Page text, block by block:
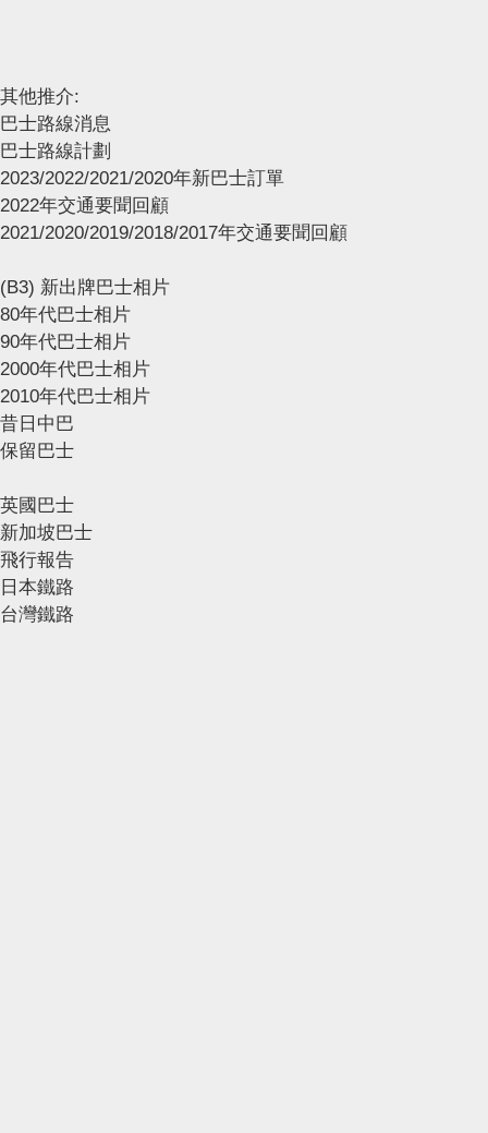
其他推介:
巴士路線消息
巴士路線計劃
2023/2022/2021/2020年新巴士訂單
2022年交通要聞回顧
2021/2020/2019/2018/2017年交通要聞回顧
(B3) 新出牌巴士相片
80年代巴士相片
90年代巴士相片
2000年代巴士相片
2010年代巴士相片
昔日中巴
保留巴士
英國巴士
新加坡巴士
飛行報告
日本鐵路
台灣鐵路